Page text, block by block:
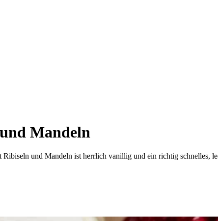
Mandeln
und Mandeln ist herrlich vanillig und ein richtig schnelles,